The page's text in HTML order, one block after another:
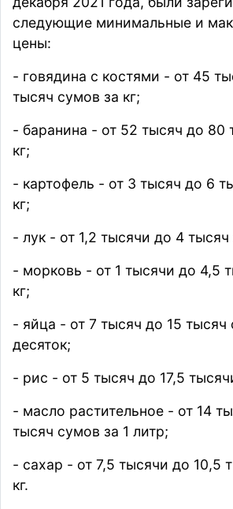
следующие минимальные и
цены:
- говядина с костями - от 45
тысяч сумов за кг;
- баранина - от 52 тысяч до 80
кг;
- картофель - от 3 тысяч до 6
кг;
- лук - от 1,2 тысячи до 4 тысяч
- морковь - от 1 тысячи до 4,5
кг;
- яйца - от 7 тысяч до 15 тысяч
десяток;
- рис - от 5 тысяч до 17,5
- масло растительное - от 14
тысяч сумов за 1 литр;
- сахар - от 7,5 тысячи до 10,5
кг.